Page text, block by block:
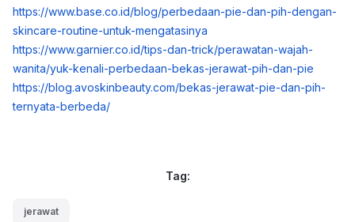
https://www.base.co.id/blog/perbedaan-pie-dan-pih-dengan-
skincare-routine-untuk-mengatasinya
https://www.garnier.co.id/tips-dan-trick/perawatan-wajah-
wanita/yuk-kenali-perbedaan-bekas-jerawat-pih-dan-pie
https://blog.avoskinbeauty.com/bekas-jerawat-pie-dan-pih-
ternyata-berbeda/
Tag:
jerawat